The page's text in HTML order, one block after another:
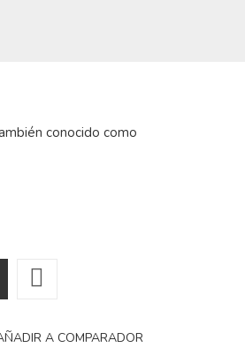
conocido como
A COMPARADOR